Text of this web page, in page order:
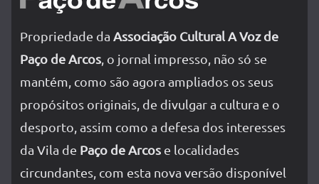
Propriedade da Associação Cultural A Voz de
Paço de Arcos , o jornal impresso, não só se
mantém, como são agora ampliados os seus
propósitos originais, de divulgar a cultura e o
desporto, assim como a defesa dos interesses
da Vila de Paço de Arcos e localidades
circundantes, com esta nova versão disponível